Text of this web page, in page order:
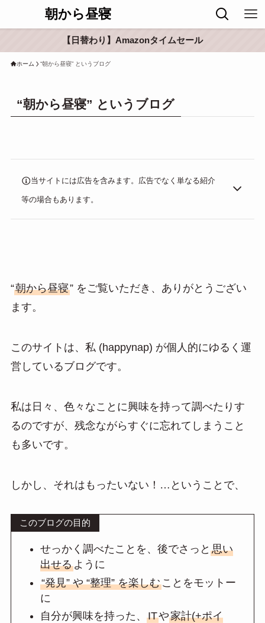
朝から昼寝
【日替わり】Amazonタイムセール
ホーム “朝から昼寝” というブログ
“朝から昼寝” というブログ
当サイトには広告を含みます。広告でなく単なる紹介
等の場合もあります。
“朝から昼寝” をご覧いただき、ありがとうござい
ます。
このサイトは、私 (happynap) が個人的にゆるく運
営しているブログです。
私は日々、色々なことに興味を持って調べたりす
るのですが、残念ながらすぐに忘れてしまうこと
も多いです。
しかし、それはもったいない！…ということで、
このブログの目的
せっかく調べたことを、後でさっと思い
出せるように
“発見” や “整理” を楽しむことをモットー
に
自分が興味を持った、ITや家計(+ポイ